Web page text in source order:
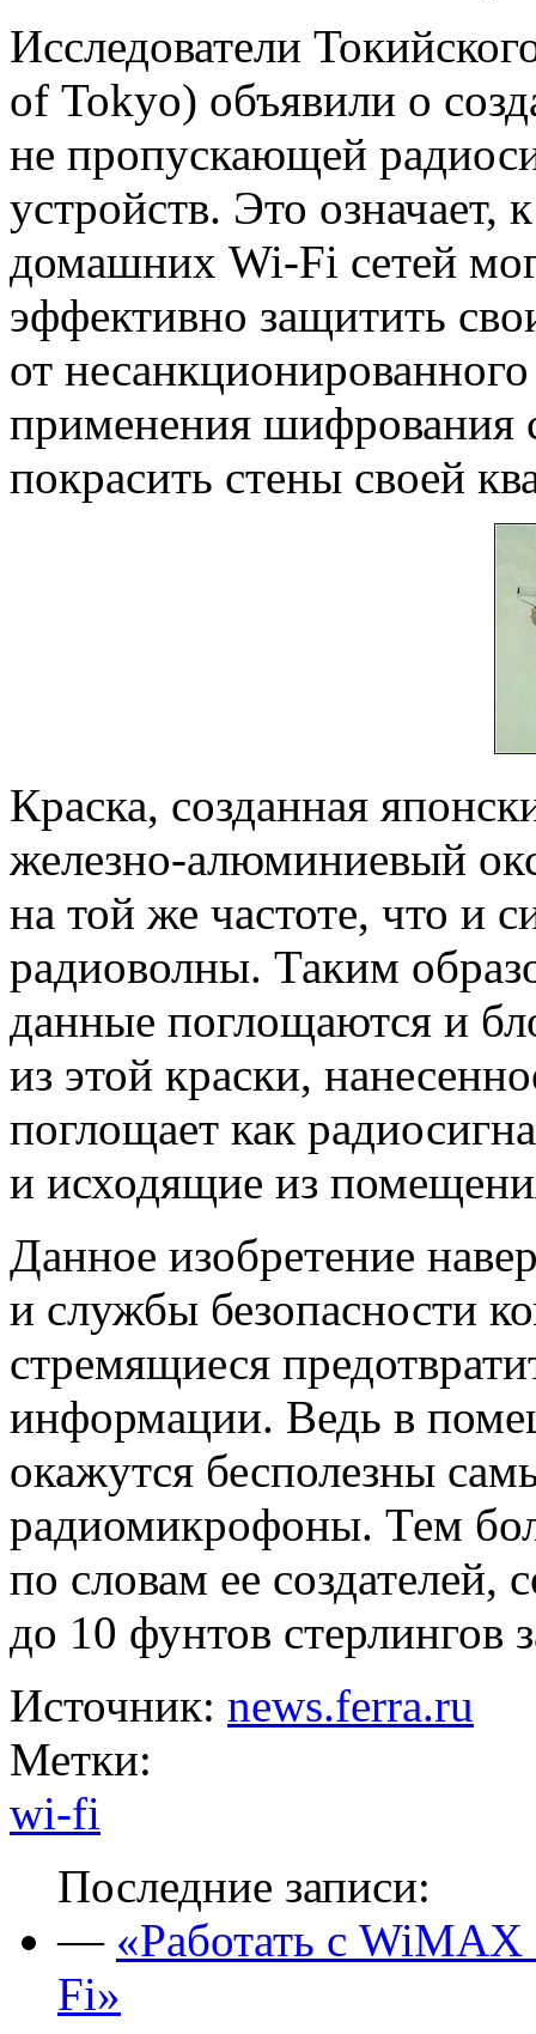
Исследователи
of Tokyo) объявили о
не пропускающей
устройств. Это означает,
домашних Wi-Fi сетей
эффективно защитить
от
применения шифрования
покрасить стены своей
Краска, созданная
железно-алюминиевый
на той же частоте, что и
радиоволны. Таким
данные поглощаются и
из этой краски,
поглощает как
и исходящие из
Данное изобретение
и службы безопасности
стремящиеся
информации. Ведь в
окажутся бесполезны
радиомикрофоны. Тем
по словам ее создателей,
до 10 фунтов стерлингов
Источник: news.ferra.ru
Метки:
wi-fi
Последние записи:
— «Работать с WiMAX
Fi»